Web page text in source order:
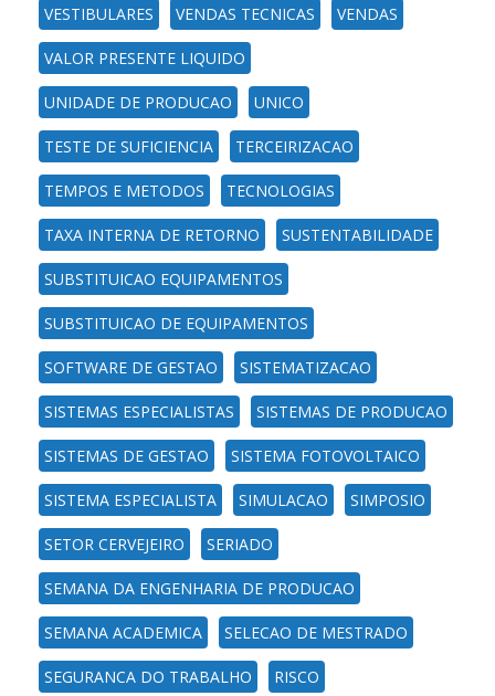
VESTIBULARES VENDAS TECNICAS VENDAS
VALOR PRESENTE LIQUIDO
UNIDADE DE PRODUCAO UNICO
TESTE DE SUFICIENCIA TERCEIRIZACAO
TEMPOS E METODOS TECNOLOGIAS
TAXA INTERNA DE RETORNO SUSTENTABILIDADE
SUBSTITUICAO EQUIPAMENTOS
SUBSTITUICAO DE EQUIPAMENTOS
SOFTWARE DE GESTAO SISTEMATIZACAO
SISTEMAS ESPECIALISTAS SISTEMAS DE PRODUCAO
SISTEMAS DE GESTAO SISTEMA FOTOVOLTAICO
SISTEMA ESPECIALISTA SIMULACAO SIMPOSIO
SETOR CERVEJEIRO SERIADO
SEMANA DA ENGENHARIA DE PRODUCAO
SEMANA ACADEMICA SELECAO DE MESTRADO
SEGURANCA DO TRABALHO RISCO